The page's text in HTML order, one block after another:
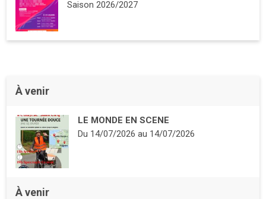
Saison 2026/2027
À venir
LE MONDE EN SCENE
Du 14/07/2026au 14/07/2026
À venir